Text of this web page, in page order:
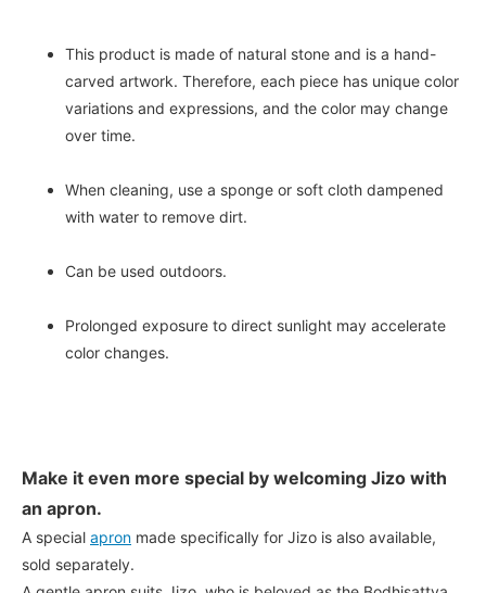
This product is made of natural stone and is a hand-
carved artwork. Therefore, each piece has unique color
variations and expressions, and the color may change
over time.
When cleaning, use a sponge or soft cloth dampened
with water to remove dirt.
Can be used outdoors.
Prolonged exposure to direct sunlight may accelerate
color changes.
Make it even more special by welcoming Jizo with
an apron.
A special apron made specifically for Jizo is also available,
sold separately.